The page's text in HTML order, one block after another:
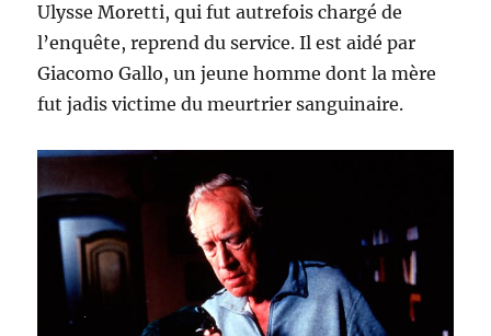
Ulysse Moretti, qui fut autrefois chargé de
l’enquête, reprend du service. Il est aidé par
Giacomo Gallo, un jeune homme dont la mère
fut jadis victime du meurtrier sanguinaire.